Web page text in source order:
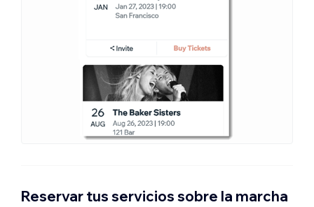
Reservar tus servicios sobre la marcha